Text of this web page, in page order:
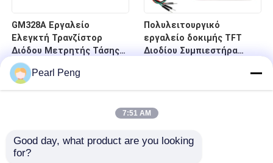
GM328A Εργαλείο
Ελεγκτή Τρανζίστορ
Διόδου Μετρητής Τάσης
Συχνότητας
Πολυλειτουργικό
εργαλείο δοκιμής TFT
Διοδίου Συμπιεστήρα
Pearl Peng
7:51 AM
Good day, what product are you looking
for?